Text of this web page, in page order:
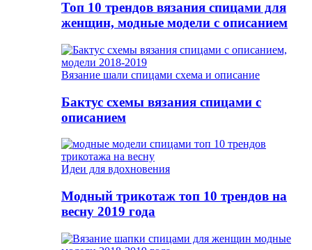
Топ 10 трендов вязания спицами для
женщин, модные модели с описанием
Вязание шали спицами схема и описание
Бактус схемы вязания спицами с
описанием
Идеи для вдохновения
Модный трикотаж топ 10 трендов на
весну 2019 года